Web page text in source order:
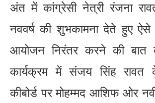
अंत में कांग्रेसी नेत्री रंजना
नववर्ष की शुभकामना देते हुए ऐसे
आयोजन निरंतर करने की
कार्यक्रम में संजय सिंह रावत
कीबोर्ड पर मोहम्मद आशिफ ओर